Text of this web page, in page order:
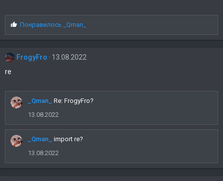
С
и
м
а
:
Понравилось _Qman_
FrogyFro
13.08.2022
re
_Qman_
Re: FrogyFro?
13.08.2022
_Qman_
import re?
13.08.2022